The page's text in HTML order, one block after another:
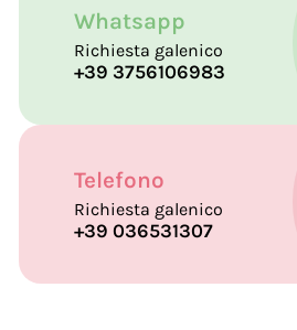
Whatsapp
Richiesta galenico
+39 3756106983
Telefono
Richiesta galenico
+39 036531307